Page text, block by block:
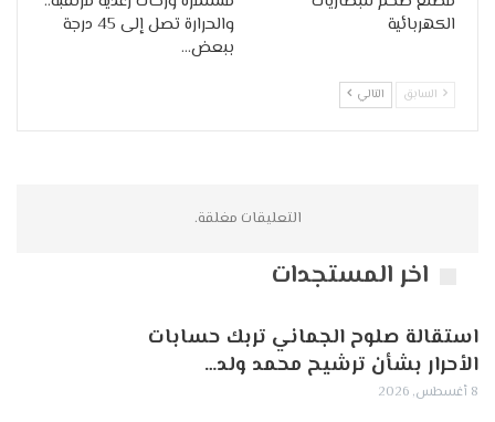
الكهربائية
والحرارة تصل إلى 45 درجة
ببعض…
السابق التالي
التعليقات مغلقة.
اخر المستجدات
استقالة صلوح الجماني تربك حسابات
الأحرار بشأن ترشيح محمد ولد…
8 أغسطس, 2026